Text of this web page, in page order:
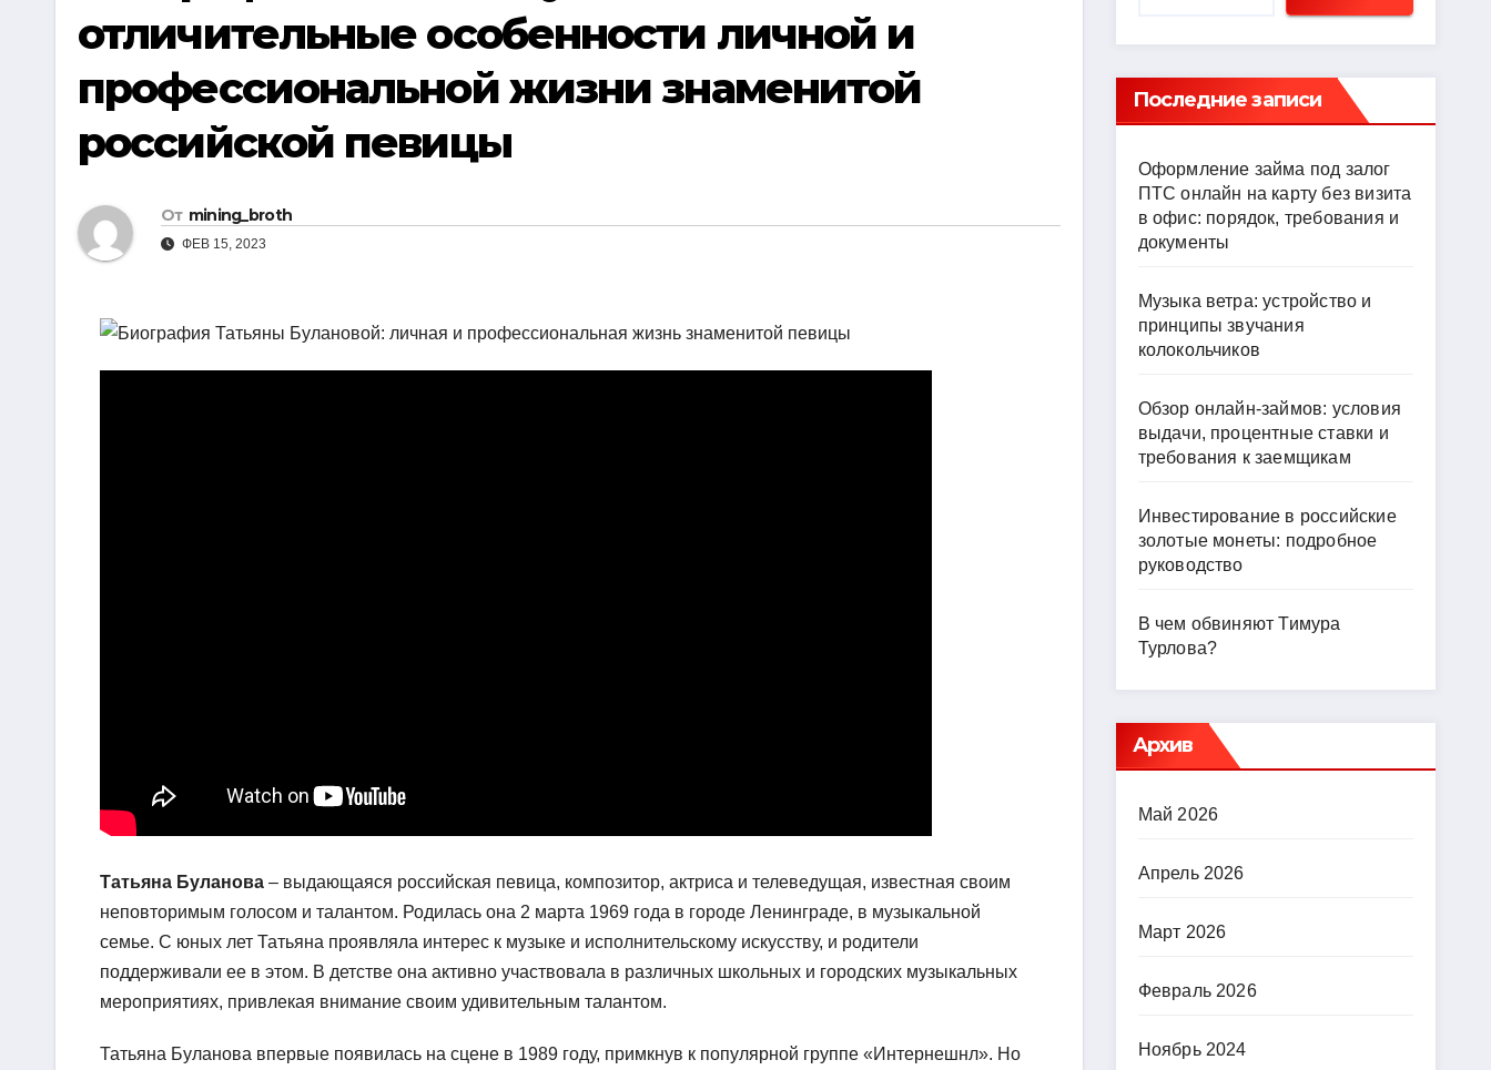
отличительные особенности личной и
профессиональной жизни знаменитой
российской певицы
От mining_broth
ФЕВ 15, 2023
Татьяна Буланова – выдающаяся российская певица, композитор, актриса и телеведущая, известная своим
неповторимым голосом и талантом. Родилась она 2 марта 1969 года в городе Ленинграде, в музыкальной
семье. С юных лет Татьяна проявляла интерес к музыке и исполнительскому искусству, и родители
поддерживали ее в этом. В детстве она активно участвовала в различных школьных и городских музыкальных
мероприятиях, привлекая внимание своим удивительным талантом.
Татьяна Буланова впервые появилась на сцене в 1989 году, примкнув к популярной группе «Интернешнл». Но
Последние записи
Оформление займа под залог
ПТС онлайн на карту без визита
в офис: порядок, требования и
документы
Музыка ветра: устройство и
принципы звучания
колокольчиков
Обзор онлайн-займов: условия
выдачи, процентные ставки и
требования к заемщикам
Инвестирование в российские
золотые монеты: подробное
руководство
В чем обвиняют Тимура
Турлова?
Архив
Май 2026
Апрель 2026
Март 2026
Февраль 2026
Ноябрь 2024